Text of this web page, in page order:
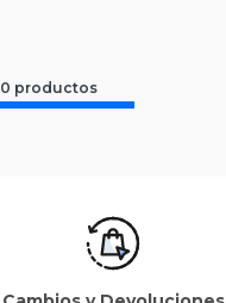
0 productos